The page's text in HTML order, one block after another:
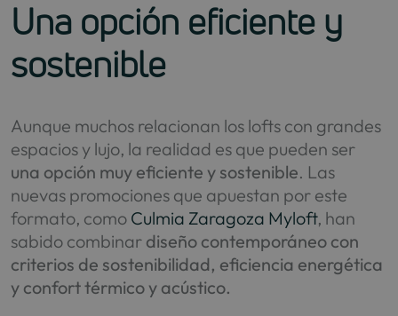
Una opción eficiente y
sostenible
Aunque muchos relacionan los lofts con grandes
espacios y lujo, la realidad es que pueden ser
una opción muy eficiente y sostenible. Las
nuevas promociones que apuestan por este
formato, como Culmia Zaragoza Myloft, han
sabido combinar diseño contemporáneo con
criterios de sostenibilidad, eficiencia energética
y confort térmico y acústico.